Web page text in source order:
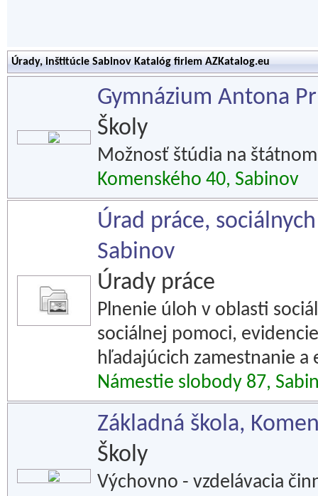
Úrady, inštitúcie Sabinov Katalóg firiem AZKatalog.eu
Gymnázium Antona
Školy
Možnosť štúdia na
Komenského 40, Sabinov
Úrad práce,
Sabinov
Úrady práce
Plnenie úloh v oblasti
sociálnej pomoci,
hľadajúcich zamestnanie
Námestie slobody 87,
Základná škola,
Školy
Výchovno - vzdelávacia